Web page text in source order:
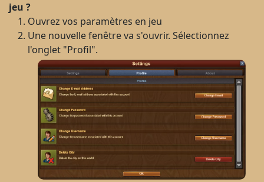
jeu ?
Ouvrez vos paramètres en jeu
Une nouvelle fenêtre va s'ouvrir. Sélectionnez
l'onglet "Profil".